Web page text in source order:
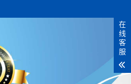
在
线
客
服